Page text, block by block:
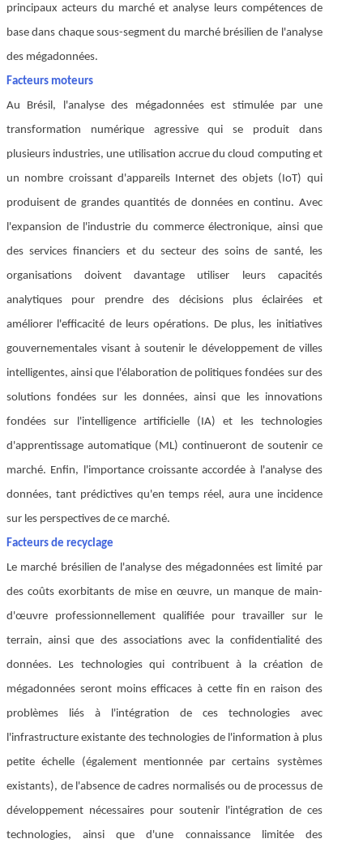
principaux acteurs du marché et analyse leurs compétences de
base dans chaque sous-segment du marché brésilien de l'analyse
des mégadonnées.
Facteurs moteurs
Au Brésil, l'analyse des mégadonnées est stimulée par une
transformation numérique agressive qui se produit dans
plusieurs industries, une utilisation accrue du cloud computing et
un nombre croissant d'appareils Internet des objets (IoT) qui
produisent de grandes quantités de données en continu. Avec
l'expansion de l'industrie du commerce électronique, ainsi que
des services financiers et du secteur des soins de santé, les
organisations doivent davantage utiliser leurs capacités
analytiques pour prendre des décisions plus éclairées et
améliorer l'efficacité de leurs opérations. De plus, les initiatives
gouvernementales visant à soutenir le développement de villes
intelligentes, ainsi que l'élaboration de politiques fondées sur des
solutions fondées sur les données, ainsi que les innovations
fondées sur l'intelligence artificielle (IA) et les technologies
d'apprentissage automatique (ML) continueront de soutenir ce
marché. Enfin, l'importance croissante accordée à l'analyse des
données, tant prédictives qu'en temps réel, aura une incidence
sur les perspectives de ce marché.
Facteurs de recyclage
Le marché brésilien de l'analyse des mégadonnées est limité par
des coûts exorbitants de mise en œuvre, un manque de main-
d'œuvre professionnellement qualifiée pour travailler sur le
terrain, ainsi que des associations avec la confidentialité des
données. Les technologies qui contribuent à la création de
mégadonnées seront moins efficaces à cette fin en raison des
problèmes liés à l'intégration de ces technologies avec
l'infrastructure existante des technologies de l'information à plus
petite échelle (également mentionnée par certains systèmes
existants), de l'absence de cadres normalisés ou de processus de
développement nécessaires pour soutenir l'intégration de ces
technologies, ainsi que d'une connaissance limitée des